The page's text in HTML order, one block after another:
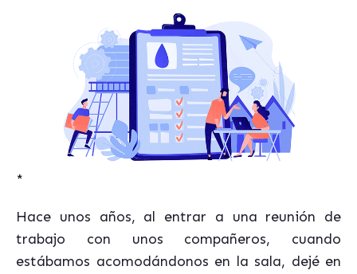
*
Hace unos años, al entrar a una reunión de
trabajo con unos compañeros, cuando
estábamos acomodándonos en la sala, dejé en